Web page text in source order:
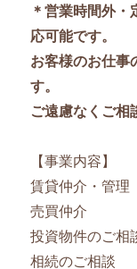
＊営業時間外
応可能です。
お客様のお仕事
す。
ご遠慮なくご相
【事業内容】
賃貸仲介・管理
売買仲介
投資物件のご相
相続のご相談